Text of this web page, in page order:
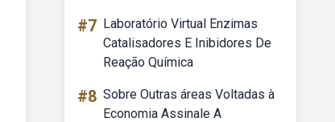
#7 Laboratório Virtual Enzimas
Catalisadores E Inibidores De
Reação Química
#8 Sobre Outras áreas Voltadas à
Economia Assinale A